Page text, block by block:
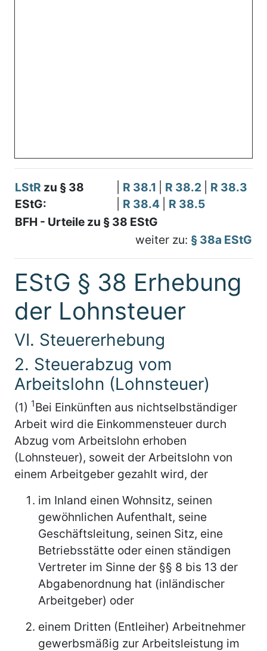
LStR zu § 38
EStG:
R 38.1 R 38.2
R 38.3
R 38.4
R 38.5
BFH - Urteile zu § 38 EStG
weiter zu: § 38a EStG
EStG § 38 Erhebung
der Lohnsteuer
VI. Steuererhebung
2. Steuerabzug vom
Arbeitslohn (Lohnsteuer)
(1) 1Bei Einkünften aus nichtselbständiger
Arbeit wird die Einkommensteuer durch
Abzug vom Arbeitslohn erhoben
(Lohnsteuer), soweit der Arbeitslohn von
einem Arbeitgeber gezahlt wird, der
im Inland einen Wohnsitz, seinen
gewöhnlichen Aufenthalt, seine
Geschäftsleitung, seinen Sitz, eine
Betriebsstätte oder einen ständigen
Vertreter im Sinne der §§ 8 bis 13 der
Abgabenordnung hat (inländischer
Arbeitgeber) oder
einem Dritten (Entleiher) Arbeitnehmer
gewerbsmäßig zur Arbeitsleistung im